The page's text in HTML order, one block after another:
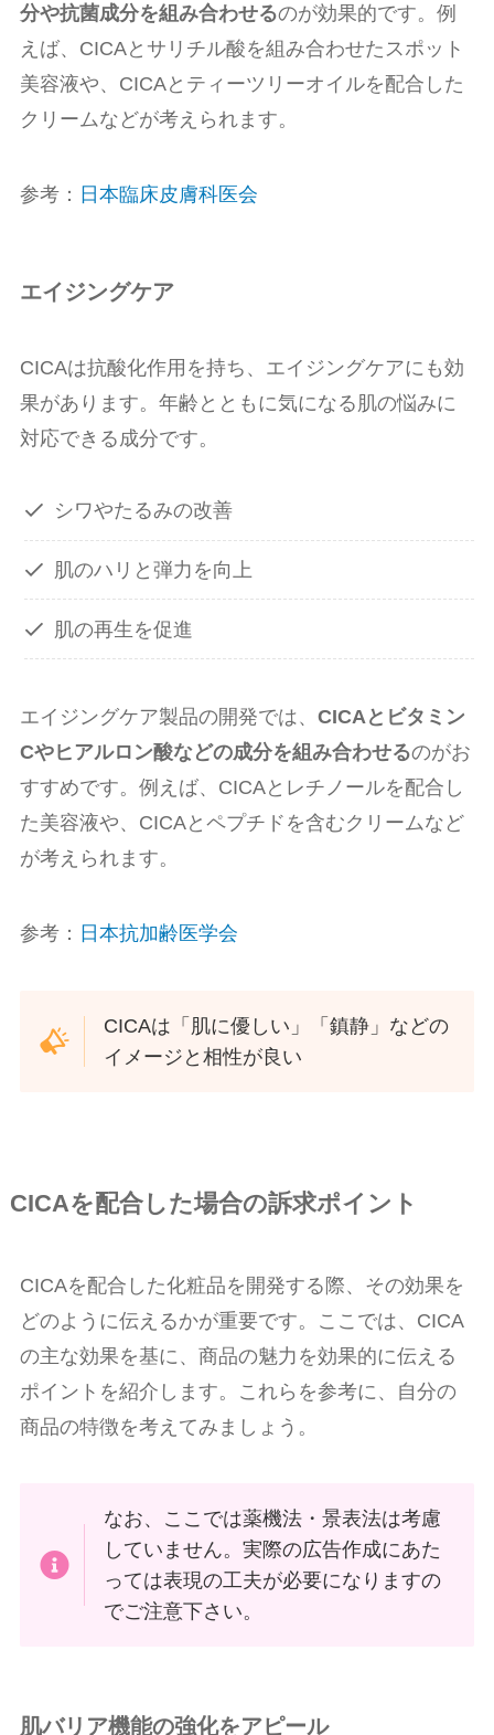
分や抗菌成分を組み合わせるのが効果的です。例
えば、CICAとサリチル酸を組み合わせたスポット
美容液や、CICAとティーツリーオイルを配合した
クリームなどが考えられます。
参考： 日本臨床皮膚科医会
エイジングケア
CICAは抗酸化作用を持ち、エイジングケアにも効
果があります。年齢とともに気になる肌の悩みに
対応できる成分です。
シワやたるみの改善
肌のハリと弾力を向上
肌の再生を促進
エイジングケア製品の開発では、 CICAとビタミン
Cやヒアルロン酸などの成分を組み合わせるのがお
すすめです。例えば、CICAとレチノールを配合し
た美容液や、CICAとペプチドを含むクリームなど
が考えられます。
参考： 日本抗加齢医学会
CICAは「肌に優しい」「鎮静」などの
イメージと相性が良い
CICAを配合した場合の訴求ポイント
CICAを配合した化粧品を開発する際、その効果を
どのように伝えるかが重要です。ここでは、CICA
の主な効果を基に、商品の魅力を効果的に伝える
ポイントを紹介します。これらを参考に、自分の
商品の特徴を考えてみましょう。
なお、ここでは薬機法・景表法は考慮
していません。実際の広告作成にあた
っては表現の工夫が必要になりますの
でご注意下さい。
肌バリア機能の強化をアピール